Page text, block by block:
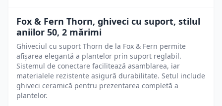
Fox & Fern Thorn, ghiveci cu suport, stilul
aniilor 50, 2 mărimi
Ghiveciul cu suport Thorn de la Fox & Fern permite
afișarea elegantă a plantelor prin suport reglabil.
Sistemul de conectare facilitează asamblarea, iar
materialele rezistente asigură durabilitate. Setul include
ghiveci ceramică pentru prezentarea completă a
plantelor.